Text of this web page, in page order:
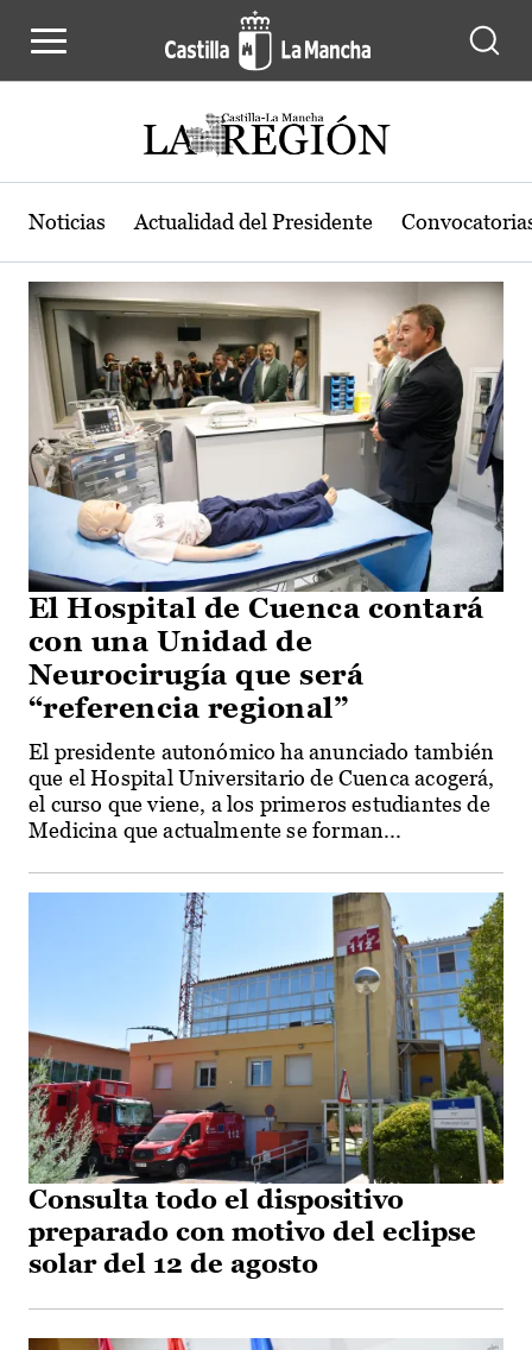
Actualidad de la región de Castilla-
Noticias Actualidad del Presidente
El Hospital de Cuenca contará
con una Unidad de
Neurocirugía que será
“referencia regional”
El presidente autonómico ha anunciado también
que el Hospital Universitario de Cuenca acogerá,
el curso que viene, a los primeros estudiantes de
Medicina que actualmente se forman...
Consulta todo el dispositivo
preparado con motivo del eclipse
solar del 12 de agosto